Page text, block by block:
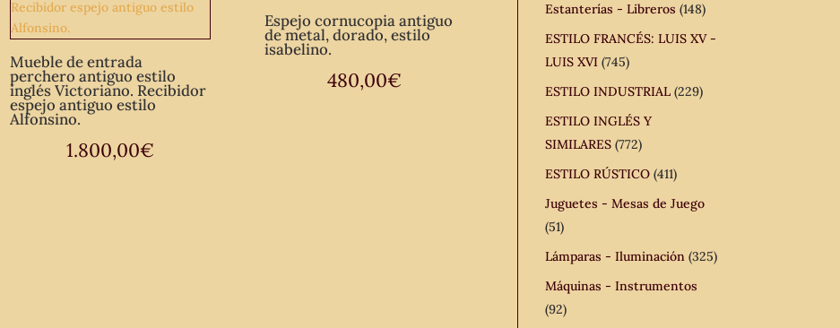
Mueble de entrada
perchero antiguo estilo
inglés Victoriano. Recibidor
espejo antiguo estilo
Alfonsino.
1.800,00€
Espejo cornucopia antiguo
de metal, dorado, estilo
isabelino.
480,00€
Estanterías - Libreros (148)
ESTILO FRANCÉS: LUIS XV -
LUIS XVI (745)
ESTILO INDUSTRIAL (229)
ESTILO INGLÉS Y
SIMILARES (772)
ESTILO RÚSTICO (411)
Juguetes - Mesas de Juego
(51)
Lámparas - Iluminación (325)
Máquinas - Instrumentos
(92)